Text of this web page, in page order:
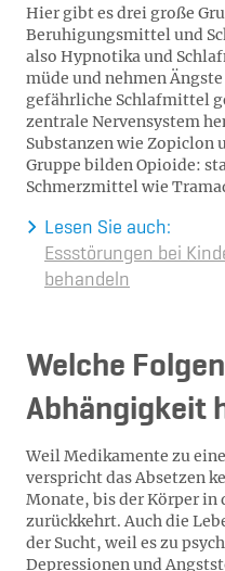
Hier gibt es drei große
Beruhigungsmittel und
also Hypnotika und
müde und nehmen
gefährliche Schlafmittel
zentrale Nervensystem
Substanzen wie Zopiclon
Gruppe bilden Opioide:
Schmerzmittel wie
Lesen Sie auch:
Essstörungen bei
behandeln
Welche
Abhängigkeit
Weil Medikamente zu
verspricht das Absetzen
Monate, bis der Körper in
zurückkehrt. Auch die
der Sucht, weil es zu
Depressionen und